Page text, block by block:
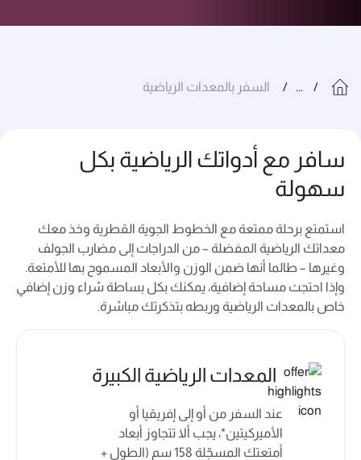
... السفر بالمعدات الرياضية
سافر مع أدواتك الرياضية بكل
سهولة
استمتع برحلة ممتعة مع الخطوط الجوية القطرية وخذ معك
معداتك الرياضية المفضلة – من الدراجات إلى مضارب الجولف
وغيرها – طالما أنها ضمن الوزن والأبعاد المسموح بها للأمتعة.
وإذا احتجت مساحة إضافية، يمكنك بكل بساطة شراء وزن إضافي
خاص بالمعدات الرياضية وربطه بتذكرتك مباشرة.
المعدات الرياضية الكبيرة
عند السفر من أو إلى إفريقيا أو
الأميركيتين*، يجب ألا تتجاوز أبعاد
أمتعتك المسجّلة 158 سم (الطول +